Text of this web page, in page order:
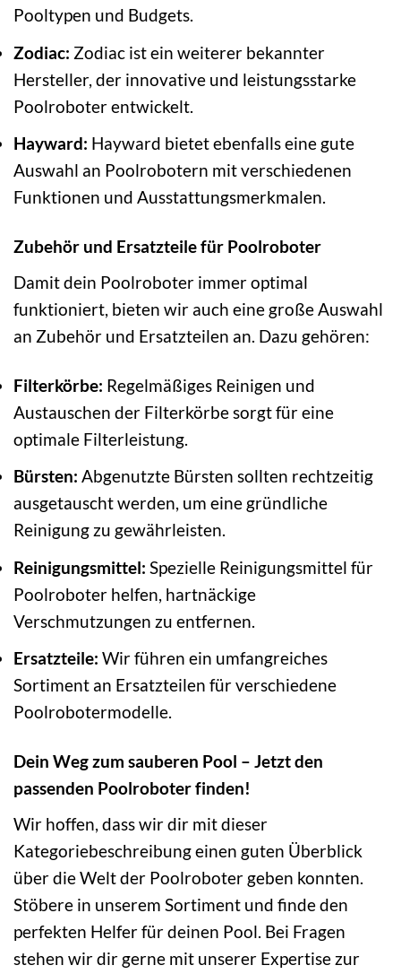
Pooltypen und Budgets.
Zodiac: Zodiac ist ein weiterer bekannter
Hersteller, der innovative und leistungsstarke
Poolroboter entwickelt.
Hayward: Hayward bietet ebenfalls eine gute
Auswahl an Poolrobotern mit verschiedenen
Funktionen und Ausstattungsmerkmalen.
Zubehör und Ersatzteile für Poolroboter
Damit dein Poolroboter immer optimal
funktioniert, bieten wir auch eine große Auswahl
an Zubehör und Ersatzteilen an. Dazu gehören:
Filterkörbe: Regelmäßiges Reinigen und
Austauschen der Filterkörbe sorgt für eine
optimale Filterleistung.
Bürsten: Abgenutzte Bürsten sollten rechtzeitig
ausgetauscht werden, um eine gründliche
Reinigung zu gewährleisten.
Reinigungsmittel: Spezielle Reinigungsmittel für
Poolroboter helfen, hartnäckige
Verschmutzungen zu entfernen.
Ersatzteile: Wir führen ein umfangreiches
Sortiment an Ersatzteilen für verschiedene
Poolrobotermodelle.
Dein Weg zum sauberen Pool – Jetzt den
passenden Poolroboter finden!
Wir hoffen, dass wir dir mit dieser
Kategoriebeschreibung einen guten Überblick
über die Welt der Poolroboter geben konnten.
Stöbere in unserem Sortiment und finde den
perfekten Helfer für deinen Pool. Bei Fragen
stehen wir dir gerne mit unserer Expertise zur